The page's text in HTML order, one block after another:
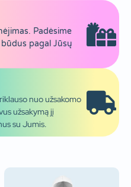
Padėsime
pagal Jūsų
nuo užsakomo
užsakymą jį
su Jumis.